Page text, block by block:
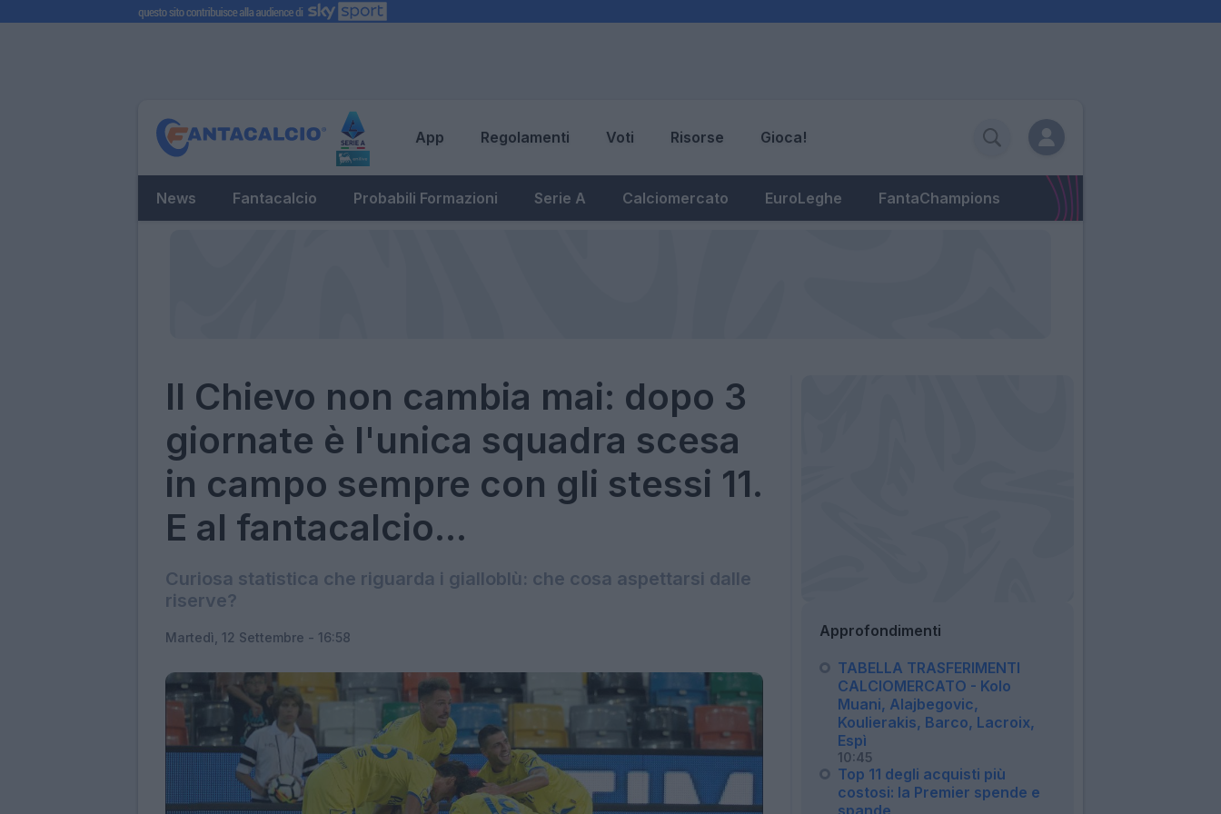
App Regolamenti Voti Risorse Gioca!
News Fantacalcio Probabili Formazioni Serie A Calciomercato EuroLeghe FantaChampions
Il Chievo non cambia mai: dopo 3
giornate è l'unica squadra scesa
in campo sempre con gli stessi 11.
E al fantacalcio...
Curiosa statistica che riguarda i gialloblù: che cosa aspettarsi dalle
riserve?
Martedì, 12 Settembre - 16:58 Approfondimenti
TABELLA TRASFERIMENTI
CALCIOMERCATO - Kolo
Muani, Alajbegovic,
Koulierakis, Barco, Lacroix,
Espì
10:45
Top 11 degli acquisti più
costosi: la Premier spende e
spande